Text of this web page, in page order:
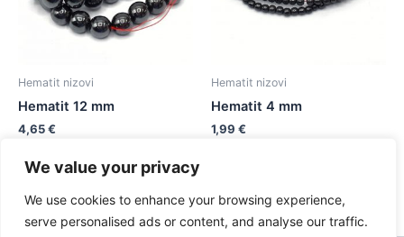
We value your privacy
We use cookies to enhance your browsing experience,
serve personalised ads or content, and analyse our traffic.
Hematit nizovi
Hematit 12 mm
4,65€
Dodaj u košaricu
Hematit nizovi
Hematit 4 mm
1,99 €